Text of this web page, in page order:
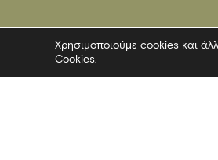
Χρησιμοποιούμε cookies και
Cookies.